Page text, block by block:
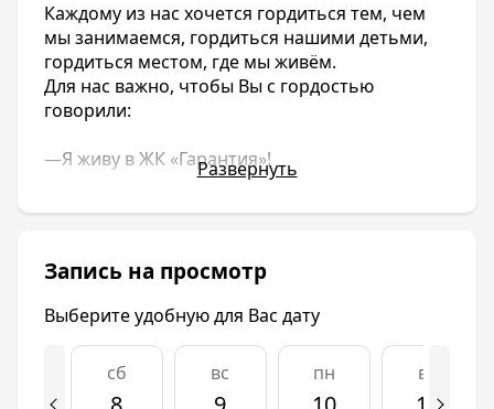
Каждому из нас хочется гордиться тем, чем
мы занимаемся, гордиться нашими детьми,
гордиться местом, где мы живём.
Для нас важно, чтобы Вы с гордостью
говорили:
—Я живу в ЖК «Гарантия»!
Детский сад: 575 мест
Школа: 1550 мест
Время диктует свои правила жизни, но одно
остаётся неизменным — это забота о наших
Развернуть
Запись на просмотр
Выберите удобную для Вас дату
сб вс пн вт